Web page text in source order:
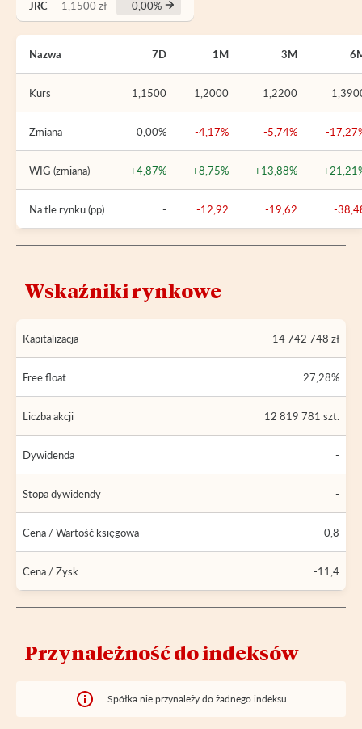
JRC 1,1500 zł 0,00%
Nazwa 7D 1M 3M
Kurs 1,1500 1,2000 1,2200
Zmiana 0,00% -4,17% -5,74% -
WIG (zmiana) +4,87% +8,75% +13,88%
Na tle rynku (pp) - -12,92 -19,62 -
Wskaźniki rynkowe
Kapitalizacja 14 742 748 zł
Free float 27,28%
Liczba akcji 12 819 781 szt.
Dywidenda -
Stopa dywidendy -
Cena / Wartość księgowa 0,8
Cena / Zysk -11,4
Przynależność do indeksów
Spółka nie przynależy do żadnego indeksu